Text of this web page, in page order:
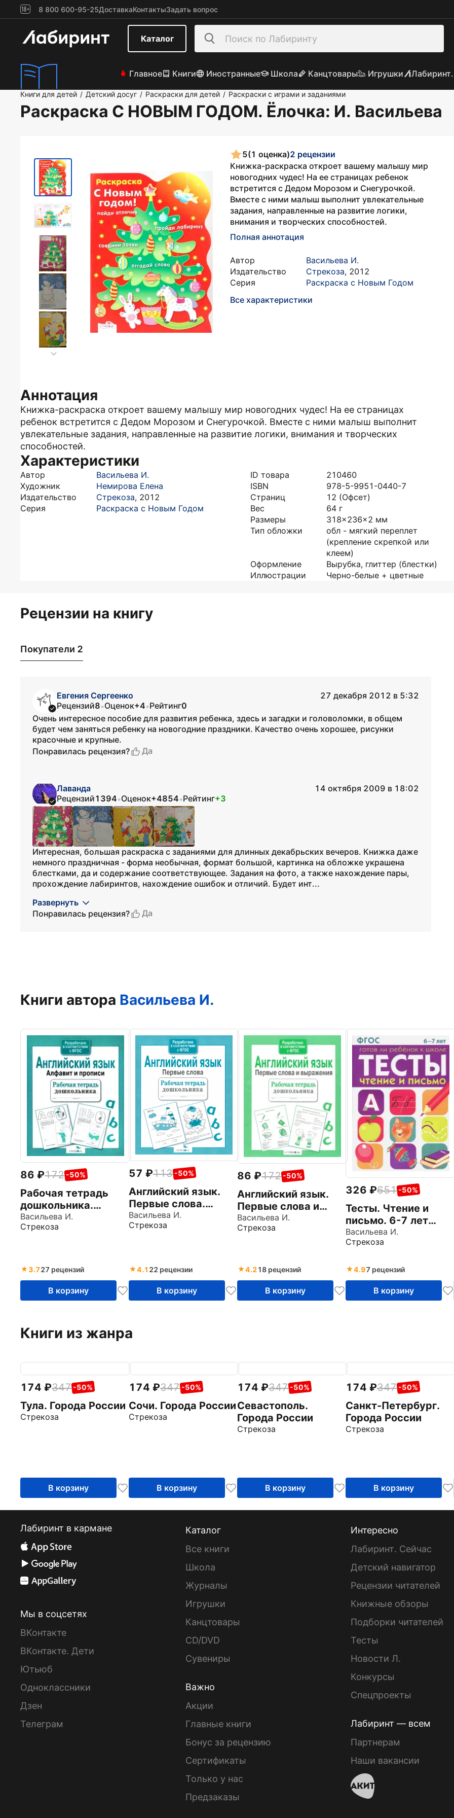
8 800 600-95-25ДоставкаКонтактыЗадать вопрос
Каталог
Главное Книги Иностранные Школа Канцтовары Игрушки
Книги для детей / Детский досуг / Раскраски для детей / Раскраски с играми и заданиями
Раскраска С НОВЫМ ГОДОМ. Ёлочка: И. Васильева
5(1 оценка)2 рецензии
Книжка-раскраска откроет вашему малышу мир
новогодних чудес! На ее страницах ребенок
встретится с Дедом Морозом и Снегурочкой.
Вместе с ними малыш выполнит увлекательные
задания, направленные на развитие логики,
внимания и творческих способностей.
Полная аннотация
Автор
Васильева И.
Издательство
Стрекоза, 2012
Серия
Раскраска с Новым Годом
Все характеристики
Аннотация
Книжка-раскраска откроет вашему малышу мир новогодних чудес! На ее страницах
ребенок встретится с Дедом Морозом и Снегурочкой. Вместе с ними малыш выполнит
увлекательные задания, направленные на развитие логики, внимания и творческих
способностей.
Характеристики
Автор
Васильева И.
Художник
Немирова Елена
Издательство
Стрекоза, 2012
Серия
Раскраска с Новым Годом
ID товара
210460
ISBN
978-5-9951-0440-7
Страниц
12 (Офсет)
Вес
64 г
Размеры
318x236x2 мм
Тип обложки
обл - мягкий переплет
(крепление скрепкой или
клеем)
Оформление
Вырубка, глиттер (блестки)
Иллюстрации
Черно-белые + цветные
Рецензии на книгу
Покупатели 2
Евгения Сергеенко
27 декабря 2012 в 5:32
Рецензий8•Оценок+4•Рейтинг0
Очень интересное пособие для развития ребенка, здесь и загадки и головоломки, в общем
будет чем заняться ребенку на новогодние праздники. Качество очень хорошее, рисунки
красочные и крупные.
Понравилась рецензия?
Да
Лаванда
14 октября 2009 в 18:02
Рецензий1394•Оценок+4854•Рейтинг+3
Интересная, большая раскраска с заданиями для длинных декабрьских вечеров. Книжка даже
немного праздничная - форма необычная, формат большой, картинка на обложке украшена
блестками, да и содержание соответствующее. Задания на фото, а также нахождение пары,
прохождение лабиринтов, нахождение ошибок и отличий. Будет инт...
Развернуть
Понравилась рецензия?
Да
Книги автора Васильева И.
86 172 -50%
Рабочая тетрадь
дошкольника.
Английский язык.
Алфавит и прописи.
Васильева И.
Стрекоза
3.727 рецензий
В корзину
57 113 -50%
Английский язык.
Первые слова.
Рабочая тетрадь
дошкольника
Васильева И.
Стрекоза
4.1 22 рецензии
В корзину
86 172 -50%
Английский язык.
Первые слова и
выражения. ФГОС
Васильева И.
Стрекоза
4.218 рецензий
В корзину
326 651 -50%
Тесты. Чтение и
письмо. 6-7 лет
ФГОС
Васильева И.
Стрекоза
4.97 рецензий
В корзину
Книги из жанра
174 347 -50%
Тула. Города России
Стрекоза
В корзину
174 347 -50%
Сочи. Города России
Стрекоза
В корзину
174 347 -50%
Севастополь.
Города России
Стрекоза
В корзину
174 347 -50%
Санкт-Петербург.
Города России
Стрекоза
В корзину
Лабиринт в кармане
Мы в соцсетях
ВКонтакте
ВКонтакте. Дети
Ютьюб
Одноклассники
Дзен
Телеграм
Каталог
Все книги
Школа
Журналы
Игрушки
Канцтовары
CD/DVD
Сувениры
Важно
Акции
Главные книги
Бонус за рецензию
Сертификаты
Только у нас
Предзаказы
Интересно
Лабиринт. Сейчас
Детский навигатор
Рецензии читателей
Книжные обзоры
Подборки читателей
Тесты
Новости Л.
Конкурсы
Спецпроекты
Лабиринт — всем
Партнерам
Наши вакансии